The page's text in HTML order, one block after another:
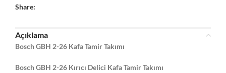
Share:
Açıklama
Bosch GBH 2-26 Kafa Tamir Takımı
Bosch GBH 2-26 Kırıcı Delici Kafa Tamir Takımı